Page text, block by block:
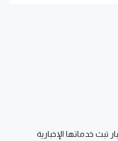
تبث خدماتها الإخبارية